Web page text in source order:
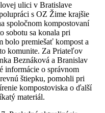
ulici v Bratislave
s OZ Žime krajšie
spoločnom kompostovaní
sobotu sa konala pri
bolo premiešať kompost a
komunite. Za Priateľov
Beznáková a Branislav
informácie o správnom
štiepku, pomohli pri
kompostoviska o ďalší
materiál.